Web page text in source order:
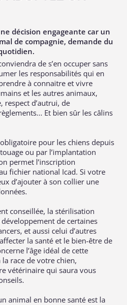
décision engageante car un
de compagnie, demande du
de s’en occuper sans
les responsabilités qui en
à connaitre et vivre
et les autres animaux,
respect d’autrui, de
Et bien sûr les câlins
pour les chiens depuis
ou par l’implantation
permet l’inscription
fichier national Icad. Si votre
d’ajouter à son collier une
conseillée, la stérilisation
de certaines
et aussi celui d’autres
la santé et le bien-être de
l’âge idéal de cette
race de votre chien,
vétérinaire qui saura vous
animal en bonne santé est la